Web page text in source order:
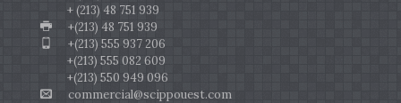
+ (213) 48 751 939
+(213) 48 751 939
+(213) 555 937 206
+(213) 555 082 609
+(213) 550 949 096
commercial@scippouest.com